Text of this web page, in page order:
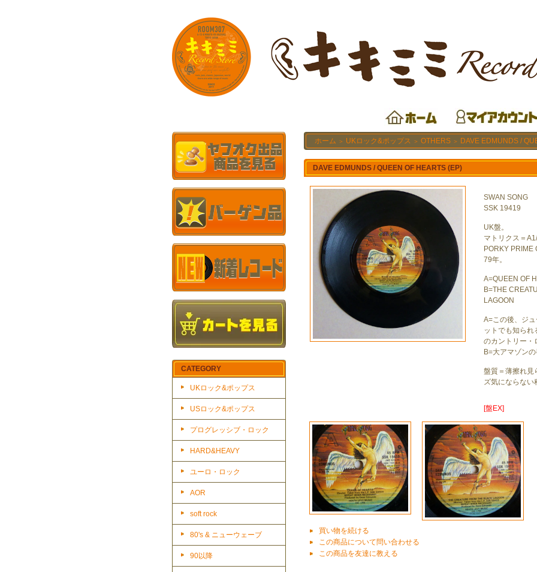
CATEGORY
UKロック&ポップス
USロック&ポップス
プログレッシブ・ロック
HARD&HEAVY
ユーロ・ロック
AOR
soft rock
80's & ニューウェーブ
90以降
ホーム ＞ UKロック&ポップス ＞ OTHERS ＞ DAVE EDMUNDS /
DAVE EDMUNDS / QUEEN OF HEARTS (EP)
SWAN SONG
SSK 19419
UK盤。
マトリクス＝
PORKY PRIME
79年。
A=QUEEN OF
B=THE
LAGOON
A=この後、ジ
ットでも知ら
のカントリー・
B=大アマゾン
盤質＝薄擦れ見
ズ気にならない
[盤EX]
買い物を続ける
この商品について問い合わせる
この商品を友達に教える